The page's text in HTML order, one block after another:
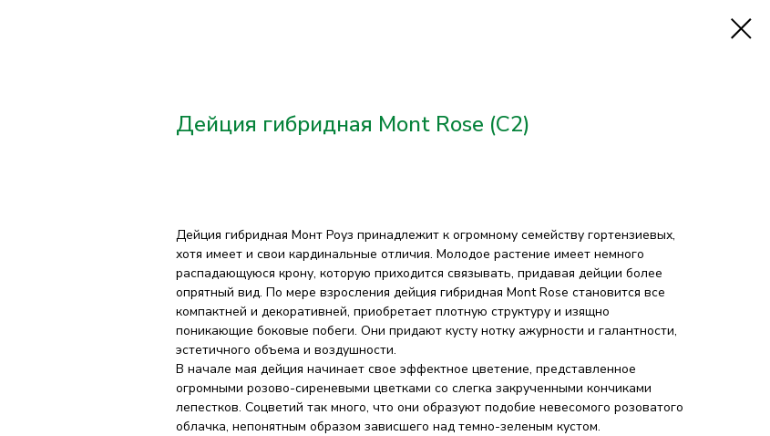
Дейция гибридная Mont Rose (С2)
Дейция гибридная Монт Роуз принадлежит к огромному семейству гортензиевых,
хотя имеет и свои кардинальные отличия. Молодое растение имеет немного
распадающуюся крону, которую приходится связывать, придавая дейции более
опрятный вид. По мере взросления дейция гибридная Mont Rose становится все
компактней и декоративней, приобретает плотную структуру и изящно
поникающие боковые побеги. Они придают кусту нотку ажурности и галантности,
эстетичного объема и воздушности.
В начале мая дейция начинает свое эффектное цветение, представленное
огромными розово-сиреневыми цветками со слегка закрученными кончиками
лепестков. Соцветий так много, что они образуют подобие невесомого розоватого
облачка, непонятным образом зависшего над темно-зеленым кустом.